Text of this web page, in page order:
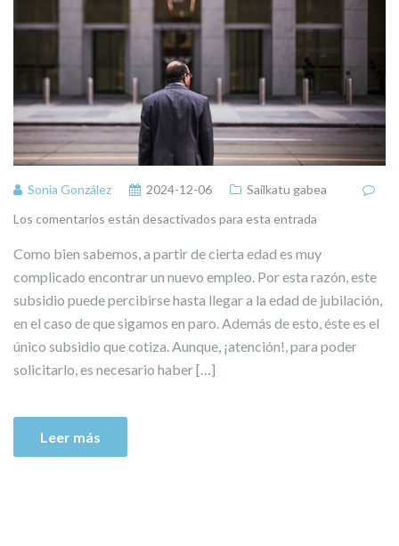
Sonia González 2024-12-06
Sailkatu gabea
Los comentarios están desactivados para esta entrada
Como bien sabemos, a partir de cierta edad es muy
complicado encontrar un nuevo empleo. Por esta razón, este
subsidio puede percibirse hasta llegar a la edad de jubilación,
en el caso de que sigamos en paro. Además de esto, éste es el
único subsidio que cotiza. Aunque, ¡atención!, para poder
solicitarlo, es necesario haber […]
Leer más